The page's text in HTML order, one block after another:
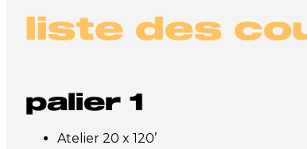
liste des
palier 1
Atelier 20 x 120’